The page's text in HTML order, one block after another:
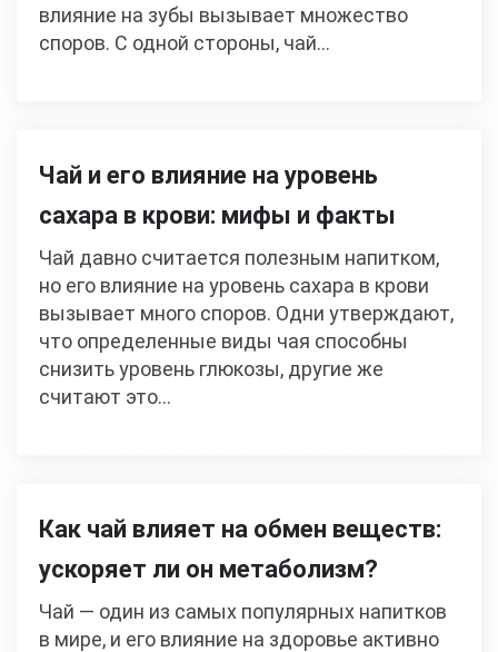
влияние на зубы вызывает множество
споров. С одной стороны, чай…
Чай и его влияние на уровень
сахара в крови: мифы и факты
Чай давно считается полезным напитком,
но его влияние на уровень сахара в крови
вызывает много споров. Одни утверждают,
что определенные виды чая способны
снизить уровень глюкозы, другие же
считают это…
Как чай влияет на обмен веществ:
ускоряет ли он метаболизм?
Чай — один из самых популярных напитков
в мире, и его влияние на здоровье активно